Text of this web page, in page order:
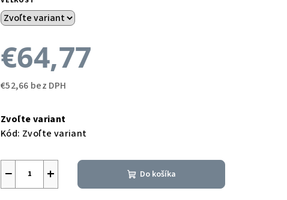
€64,77
€52,66 bez DPH
cena:
Zvoľte variant
Kód: Zvoľte variant
+
− Do košíka